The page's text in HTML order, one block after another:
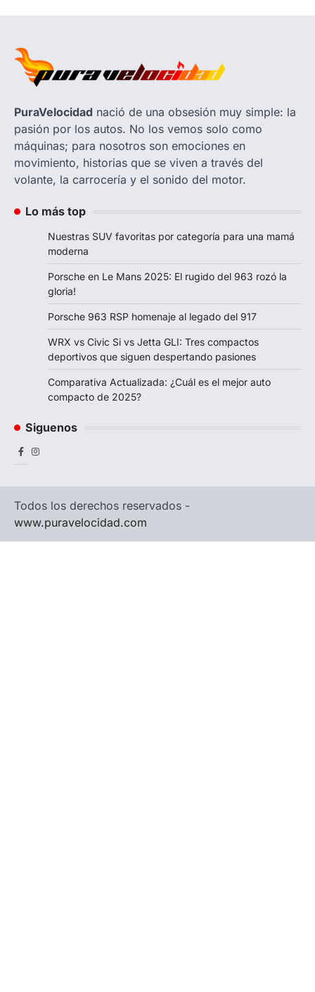
PuraVelocidad nació de una obsesión muy simple: la
pasión por los autos. No los vemos solo como
máquinas; para nosotros son emociones en
movimiento, historias que se viven a través del
volante, la carrocería y el sonido del motor.
Lo más top
Nuestras SUV favoritas por categoría para una mamá
moderna
Porsche en Le Mans 2025: El rugido del 963 rozó la
gloria!
Porsche 963 RSP homenaje al legado del 917
WRX vs Civic Si vs Jetta GLI: Tres compactos
deportivos que siguen despertando pasiones
Comparativa Actualizada: ¿Cuál es el mejor auto
compacto de 2025?
Siguenos
Facebook
Instagram
Todos los derechos reservados -
www.puravelocidad.com